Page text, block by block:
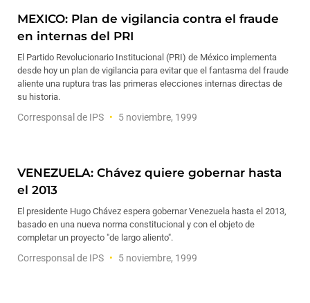
MEXICO: Plan de vigilancia contra el fraude
en internas del PRI
El Partido Revolucionario Institucional (PRI) de México implementa
desde hoy un plan de vigilancia para evitar que el fantasma del fraude
aliente una ruptura tras las primeras elecciones internas directas de
su historia.
Corresponsal de IPS 5 noviembre, 1999
VENEZUELA: Chávez quiere gobernar hasta
el 2013
El presidente Hugo Chávez espera gobernar Venezuela hasta el 2013,
basado en una nueva norma constitucional y con el objeto de
completar un proyecto "de largo aliento".
Corresponsal de IPS 5 noviembre, 1999